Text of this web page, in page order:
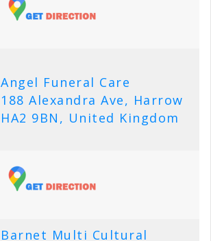
Angel Funeral Care
188 Alexandra Ave, Harrow
HA2 9BN, United Kingdom
Barnet Multi Cultural